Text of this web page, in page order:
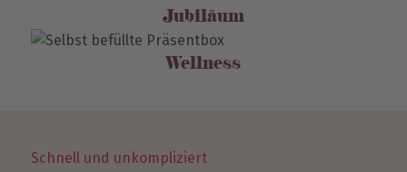
Jubiläum
Wellness
Schnell und unkompliziert